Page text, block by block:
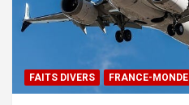
FAITS DIVERS FRANCE-MONDE